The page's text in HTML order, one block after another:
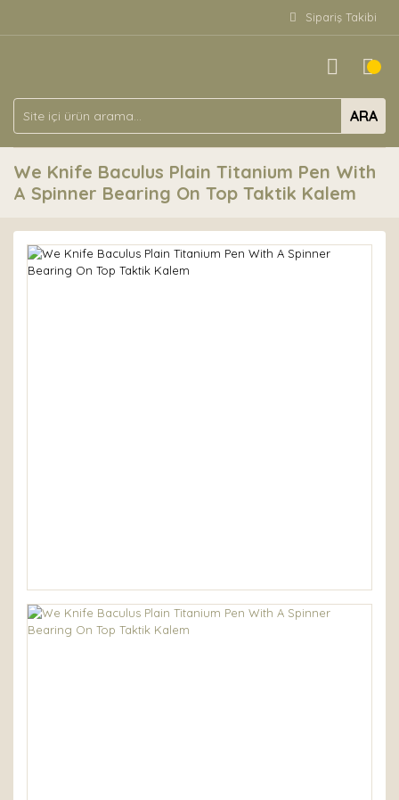
Sipariş Takibi
ARA
We Knife Baculus Plain Titanium Pen With
A Spinner Bearing On Top Taktik Kalem